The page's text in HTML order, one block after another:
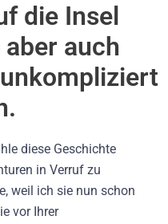
die Insel
auch
diese Geschichte
in Verruf zu
weil ich sie nun schon
vor Ihrer